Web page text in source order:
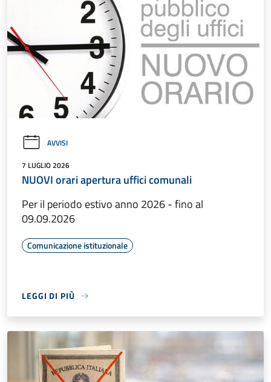
AVVISI
7 LUGLIO 2026
NUOVI orari apertura uffici comunali
Per il periodo estivo anno 2026 - fino al
09.09.2026
Comunicazione istituzionale
LEGGI DI PIÙ